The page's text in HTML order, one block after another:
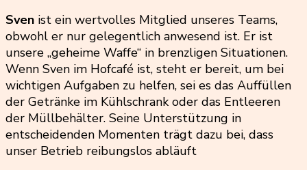
Sven ist ein wertvolles Mitglied unseres Teams,
obwohl er nur gelegentlich anwesend ist. Er ist
unsere „geheime Waffe“ in brenzligen Situationen.
Wenn Sven im Hofcafé ist, steht er bereit, um bei
wichtigen Aufgaben zu helfen, sei es das Auffüllen
der Getränke im Kühlschrank oder das Entleeren
der Müllbehälter. Seine Unterstützung in
entscheidenden Momenten trägt dazu bei, dass
unser Betrieb reibungslos abläuft